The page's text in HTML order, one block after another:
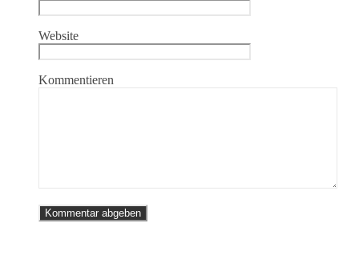
Website
Kommentieren